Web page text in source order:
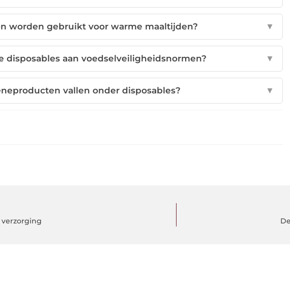
worden gebruikt voor warme maaltijden? ▼
disposables aan voedselveiligheidsnormen? ▼
vallen onder disposables? ▼